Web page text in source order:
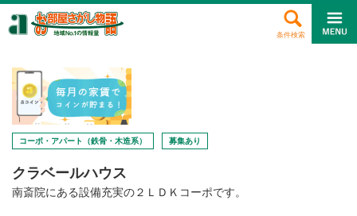
条件検索
コーポ・アパート（鉄骨・木造系） 募集あり
クラベールハウス
南斎院にある設備充実の２ＬＤＫコーポです。